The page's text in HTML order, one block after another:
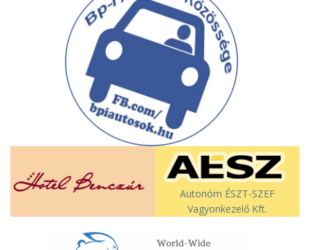
Autonóm ÉSZT-SZEF
Vagyonkezelő Kft.